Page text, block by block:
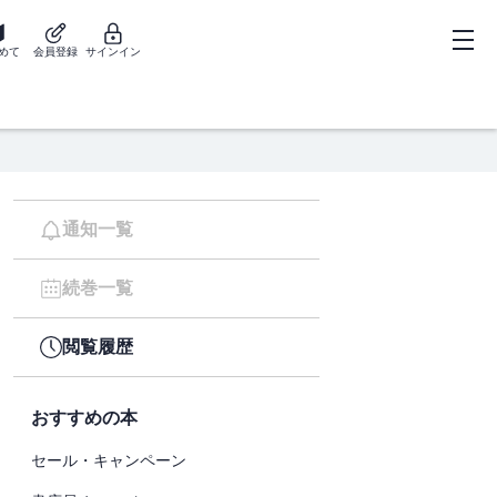
て 会員登録 サインイン
通知一覧
続巻一覧
閲覧履歴
おすすめの本
セール・キャンペーン